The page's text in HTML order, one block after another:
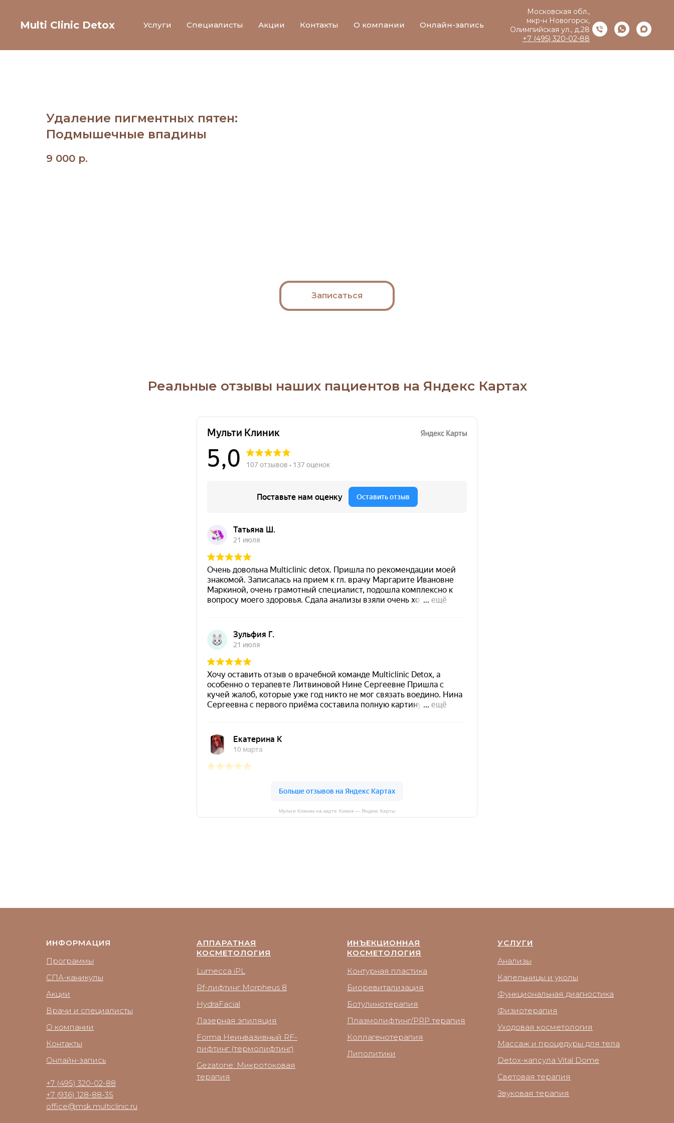
Multi Clinic Detox Услуги Специалисты Акции Контакты О компании Онлайн-запись
Московская обл.,
мкр-н Новогорск,
Олимпийская ул., д.28
+7 (495) 320-02-88
Удаление пигментных пятен:
Подмышечные впадины
9 000 р.
Записаться
Реальные отзывы наших пациентов на Яндекс Картах
Мульти Клиник на карте Химок — Яндекс Карты
ИНФОРМАЦИЯ
Программы
СПА-каникулы
Акции
Врачи и специалисты
О компании
Контакты
Онлайн-запись
+7 (495) 320-02-88
+7 (936) 128-88-35
office@msk.multiclinic.ru
АППАРАТНАЯ
КОСМЕТОЛОГИЯ
Lumecca iPL
Rf-лифтинг Morpheus 8
HydraFacial
Лазерная эпиляция
Forma Неинвазивный RF-
лифтинг (термолифтинг)
Gezatone: Микротоковая
терапия
ИНЪЕКЦИОННАЯ
КОСМЕТОЛОГИЯ
Контурная пластика
Биоревитализация
Ботулинотерапия
Плазмолифтинг/PRP терапия
Коллагенотерапия
Липолитики
УСЛУГИ
Анализы
Капельницы и уколы
Функциональная диагностика
Физиотерапия
Уходовая косметология
Массаж и процедуры для тела
Detox-капсула Vital Dome
Световая терапия
Звуковая терапия